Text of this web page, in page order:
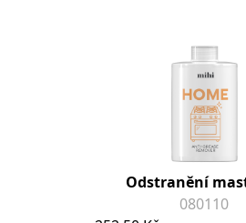
Odstranění
080110